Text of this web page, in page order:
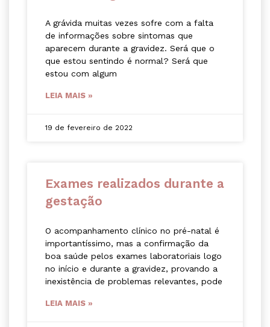
A grávida muitas vezes sofre com a falta
de informações sobre sintomas que
aparecem durante a gravidez. Será que o
que estou sentindo é normal? Será que
estou com algum
LEIA MAIS »
19 de fevereiro de 2022
Exames realizados durante a
gestação
O acompanhamento clínico no pré-natal é
importantíssimo, mas a confirmação da
boa saúde pelos exames laboratoriais logo
no início e durante a gravidez, provando a
inexistência de problemas relevantes, pode
LEIA MAIS »